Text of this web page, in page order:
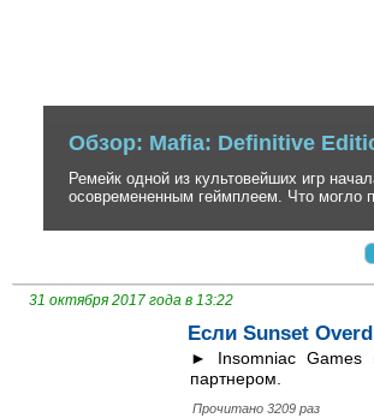
Обзор: Ghost of Tsushima
Невероятно стильный, но до безобразия
создателей серии inFamous.
31 октября 2017 года в 13:22
Если Sunset
► Insomniac Games
партнером.
Прочитано 3209 раз